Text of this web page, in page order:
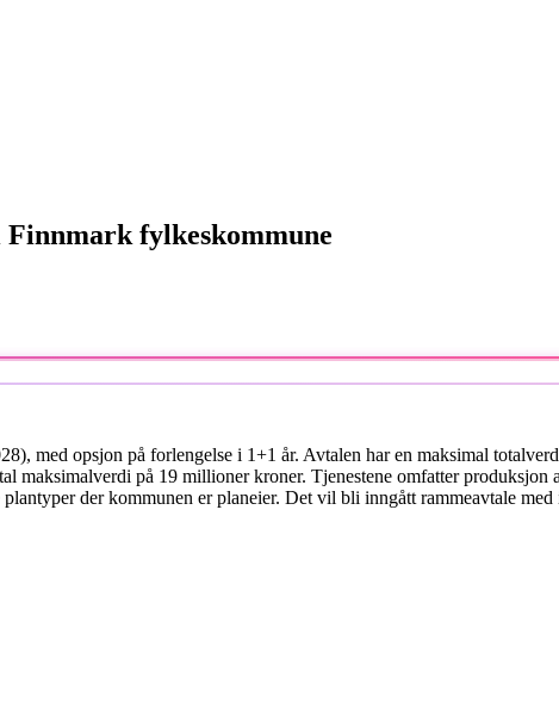
fylkeskommune
med opsjon på forlengelse i 1+1 år. Avtalen har en maksimal
på 19 millioner kroner. Tjenestene omfatter produksjon
der kommunen er planeier. Det vil bli inngått rammeavtale